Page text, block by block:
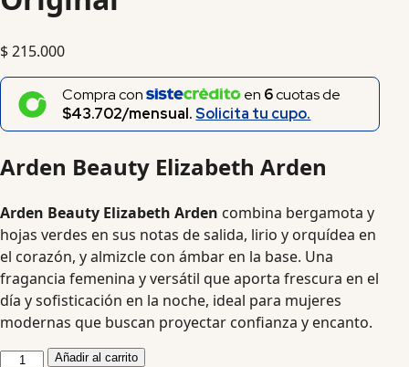
$215.000
Compra con en 6cuotas de
$43.702/mensual.Solicita tu cupo.
Arden Beauty Elizabeth Arden
Arden Beauty Elizabeth Arden combina bergamota y
hojas verdes en sus notas de salida, lirio y orquídea en
el corazón, y almizcle con ámbar en la base. Una
fragancia femenina y versátil que aporta frescura en el
día y sofisticación en la noche, ideal para mujeres
modernas que buscan proyectar confianza y encanto.
Añadir al carrito